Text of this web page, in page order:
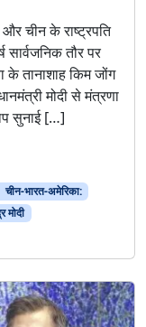
और चीन के राष्ट्रपति
सार्वजनिक तौर पर
के तानाशाह किम जोंग
मोदी से मंत्रणा
सुनाई […]
चीन-भारत-अमेरिका:
मोदी